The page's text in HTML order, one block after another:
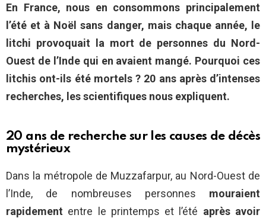
En France, nous en consommons principalement
l’été et à Noël sans danger, mais chaque année, le
litchi provoquait la mort de personnes du Nord-
Ouest de l’Inde qui en avaient mangé. Pourquoi ces
litchis ont-ils été mortels ? 20 ans après d’intenses
recherches, les scientifiques nous expliquent.
20 ans de recherche sur les causes de décès
mystérieux
Dans la métropole de Muzzafarpur, au Nord-Ouest de
l’Inde, de nombreuses personnes mouraient
rapidement entre le printemps et l’été après avoir